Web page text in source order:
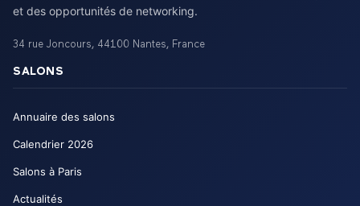
et des opportunités de networking.
34 rue Joncours, 44100 Nantes, France
SALONS
Annuaire des salons
Calendrier 2026
Salons à Paris
Actualités